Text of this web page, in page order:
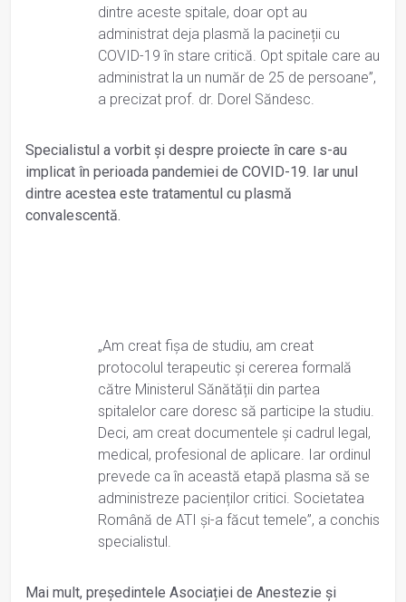
dintre aceste spitale, doar opt au
administrat deja plasmă la pacineții cu
COVID-19 în stare critică. Opt spitale care au
administrat la un număr de 25 de persoane”,
a precizat prof. dr. Dorel Săndesc.
Specialistul a vorbit și despre proiecte în care s-au
implicat în perioada pandemiei de COVID-19. Iar unul
dintre acestea este tratamentul cu plasmă
convalescentă.
„Am creat fișa de studiu, am creat
protocolul terapeutic și cererea formală
către Ministerul Sănătății din partea
spitalelor care doresc să participe la studiu.
Deci, am creat documentele și cadrul legal,
medical, profesional de aplicare. Iar ordinul
prevede ca în această etapă plasma să se
administreze pacienților critici. Societatea
Română de ATI și-a făcut temele”, a conchis
specialistul.
Mai mult, președintele Asociației de Anestezie și